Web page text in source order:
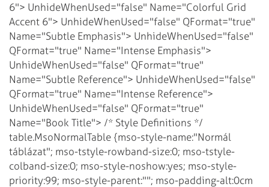
6"> UnhideWhenUsed="false" Name="Colorful Grid
Accent 6"> UnhideWhenUsed="false" QFormat="true"
Name="Subtle Emphasis"> UnhideWhenUsed="false"
QFormat="true" Name="Intense Emphasis">
UnhideWhenUsed="false" QFormat="true"
Name="Subtle Reference"> UnhideWhenUsed="false"
QFormat="true" Name="Intense Reference">
UnhideWhenUsed="false" QFormat="true"
Name="Book Title"> /* Style Definitions */
table.MsoNormalTable {mso-style-name:"Normál
táblázat"; mso-tstyle-rowband-size:0; mso-tstyle-
colband-size:0; mso-style-noshow:yes; mso-style-
priority:99; mso-style-parent:""; mso-padding-alt:0cm